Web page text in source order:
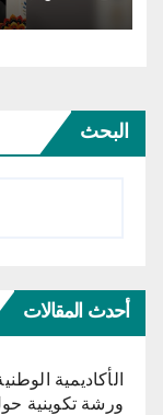
البحث
أحدث المقالات
الأكاديمية
ورشة تكوينية